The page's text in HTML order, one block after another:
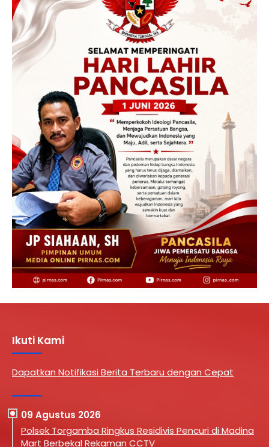
Ikuti Kami
Dapatkan Notifikasi Berita Terbaru dengan Cepat
09 Agustus 2026
Polsek Torgamba Ringkus Residivis Pencuri di Madina
Mart Berbekal Rekaman CCTV